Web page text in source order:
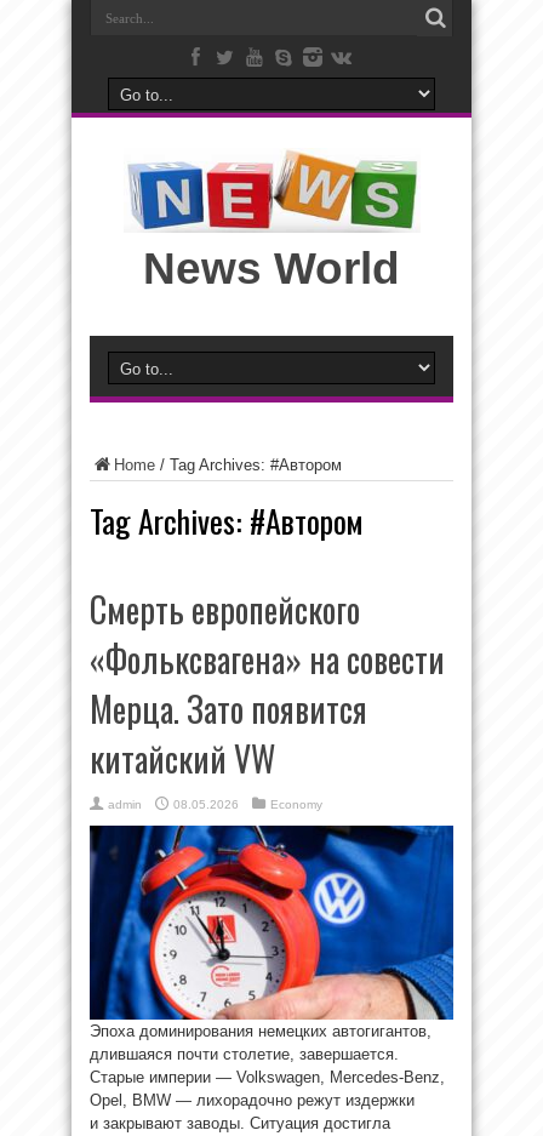
News World
Home / Tag Archives: #Автором
Tag Archives: #Автором
Смерть европейского
«Фольксвагена» на совести
Мерца. Зато появится
китайский VW
admin 08.05.2026 Economy
Эпоха доминирования немецких автогигантов,
длившаяся почти столетие, завершается.
Cтарые империи — Volkswagen, Mercedes-Benz,
Opel, BMW — лихорадочно режут издержки
и закрывают заводы. Ситуация достигла